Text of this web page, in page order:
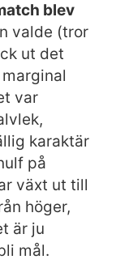
blev
valde (tror
ut det
var
karaktär
på
växt ut till
höger,
är ju
mål.